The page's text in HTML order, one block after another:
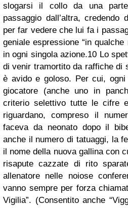
slogarsi il collo da una
passaggio dall’altra,
per far vedere che lui fa i
geniale espressione “in
in ogni singola azione.10 Lo
di venir tramortito da raffiche di
è avido e goloso. Per cui,
giocatore (anche uno in
criterio selettivo tutte le cifre
riguardano, compreso il
faceva da neonato dopo il
anche il numero di tatuaggi, la
il nome della nuova gallina con
risapute cazzate di rito
allenatore nelle noiose
vanno sempre per forza
Vigilia”. (Consentito anche